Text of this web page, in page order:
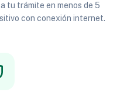
tu trámite en menos de 5
con conexión internet.